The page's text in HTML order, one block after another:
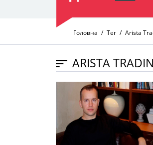
Головна Тег Arista
ARISTA